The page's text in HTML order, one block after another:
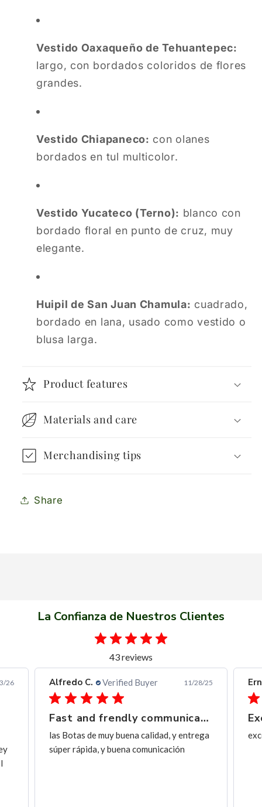
Vestido Oaxaqueño de Tehuantepec:
largo, con bordados coloridos de flores
grandes.
Vestido Chiapaneco: con olanes
bordados en tul multicolor.
Vestido Yucateco (Terno): blanco con
bordado floral en punto de cruz, muy
elegante.
Huipil de San Juan Chamula: cuadrado,
bordado en lana, usado como vestido o
blusa larga.
Product features
Materials and care
Merchandising tips
Share
La Confianza de Nuestros Clientes
43 reviews
26 Alfredo C. Verified Buyer 11/28/25
Fast and frendly communication
las Botas de muy buena calidad, y entrega
súper rápida, y buena comunicación